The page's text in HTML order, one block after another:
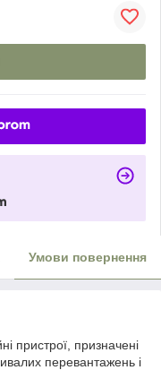
Умови повернення
пристрої, призначені
перевантажень і